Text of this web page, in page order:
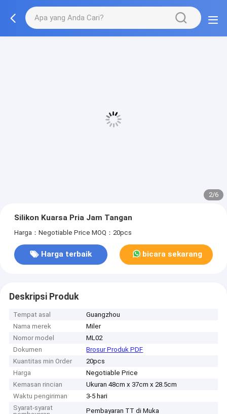
2/6
Silikon Kuarsa Pria Jam Tangan
Harga：Negotiable Price MOQ：20pcs
Harga terbaik bicara sekarang
Deskripsi Produk
Tempat asal
Guangzhou
Nama merek
Miler
Nomor model
ML02
Dokumen
Brosur Produk PDF
Kuantitas min Order
20pcs
Harga
Negotiable Price
Kemasan rincian
Ukuran 48cm x 37cm x 28.5cm
Waktu pengiriman
3-5 hari
Syarat-syarat
Pembayaran TT di Muka